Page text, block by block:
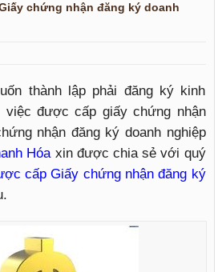
chứng nhận đăng ký doanh
thành lập phải đăng ký kinh
việc được cấp giấy chứng nhận
nhận đăng ký doanh nghiệp
Hóaxin được chia sẻ với quý
cấp Giấy chứng nhận đăng ký